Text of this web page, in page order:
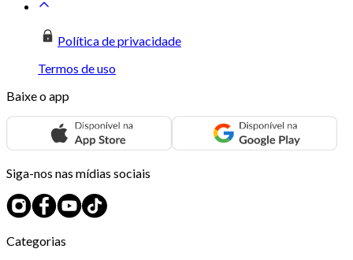
Política de privacidade
Termos de uso
Baixe o app
Siga-nos nas mídias sociais
Categorias